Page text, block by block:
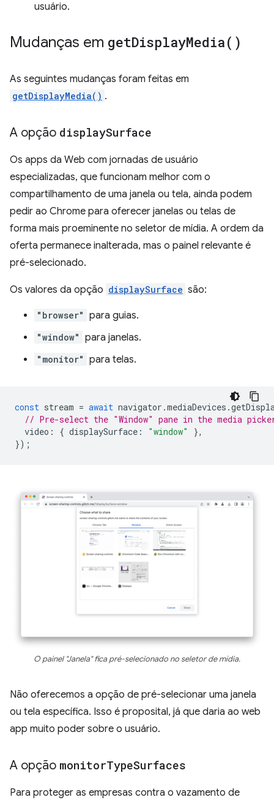
usuário.
Mudanças em getDisplayMedia( )
As seguintes mudanças foram feitas em
getDisplayMedia() .
A opção displaySurface
Os apps da Web com jornadas de usuário
especializadas, que funcionam melhor com o
compartilhamento de uma janela ou tela, ainda podem
pedir ao Chrome para oferecer janelas ou telas de
forma mais proeminente no seletor de mídia. A ordem da
oferta permanece inalterada, mas o painel relevante é
pré-selecionado.
Os valores da opção displaySurface são:
"browser" para guias.
"window" para janelas.
"monitor" para telas.
const stream = await navigator .mediaDevices .
// Pre-select the "Window" pane in the media
video : { displaySurface : "window"
},
});
O painel "Janela" fica pré-selecionado no seletor de mídia.
Não oferecemos a opção de pré-selecionar uma janela
ou tela específica. Isso é proposital, já que daria ao web
app muito poder sobre o usuário.
A opção monitorTypeSurfaces
Para proteger as empresas contra o vazamento de